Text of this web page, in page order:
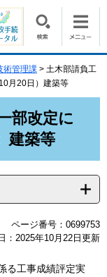
管理課 > 土木部請負工
月20日）建築等
部改定に
建築等
ページ番号：0699753
：2025年10月22日更新
る工事成績評定実